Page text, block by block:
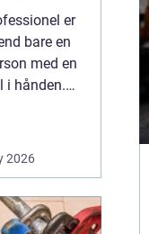
er
bare en
med en
i hånden.
2026